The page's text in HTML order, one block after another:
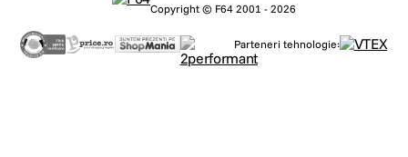
Copyright © F64 2001 - 2026
Parteneri tehnologie: